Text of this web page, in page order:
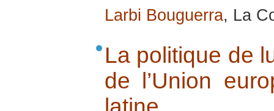
Larbi Bouguerra, La
La politique de
de l’Union